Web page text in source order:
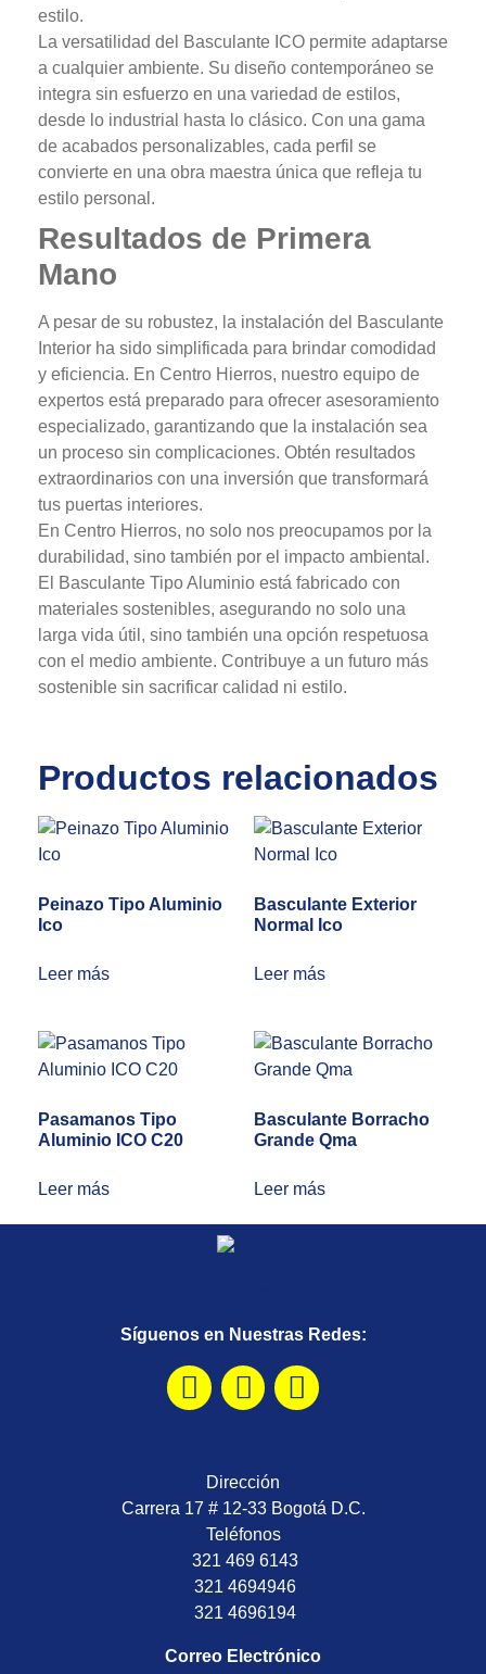
estilo.
La versatilidad del Basculante ICO permite adaptarse
a cualquier ambiente. Su diseño contemporáneo se
integra sin esfuerzo en una variedad de estilos,
desde lo industrial hasta lo clásico. Con una gama
de acabados personalizables, cada perfil se
convierte en una obra maestra única que refleja tu
estilo personal.
Resultados de Primera
Mano
A pesar de su robustez, la instalación del Basculante
Interior ha sido simplificada para brindar comodidad
y eficiencia. En Centro Hierros, nuestro equipo de
expertos está preparado para ofrecer asesoramiento
especializado, garantizando que la instalación sea
un proceso sin complicaciones. Obtén resultados
extraordinarios con una inversión que transformará
tus puertas interiores.
En Centro Hierros, no solo nos preocupamos por la
durabilidad, sino también por el impacto ambiental.
El Basculante Tipo Aluminio está fabricado con
materiales sostenibles, asegurando no solo una
larga vida útil, sino también una opción respetuosa
con el medio ambiente. Contribuye a un futuro más
sostenible sin sacrificar calidad ni estilo.
Productos relacionados
Peinazo Tipo Aluminio
Ico
Leer más
Basculante Exterior
Normal Ico
Leer más
Pasamanos Tipo
Aluminio ICO C20
Leer más
Basculante Borracho
Grande Qma
Leer más
Síguenos en Nuestras Redes:
Dirección
Carrera 17 # 12-33 Bogotá D.C.
Teléfonos
321 469 6143
321 4694946
321 4696194
Correo Electrónico